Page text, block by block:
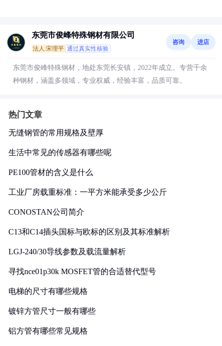
东莞市俊峰特殊钢材有限公司
法人:宋理平 通过真实性核验
咨询 进店
东莞市俊峰特殊钢材，地处东莞长安镇，2022年成立。专营千余
种钢材，涵盖多领域，专业权威，经验丰富，品质可靠。
热门文章
无缝钢管的常用规格及壁厚
生活中常见的传感器有哪些呢
PE100管材的含义是什么
工业厂房载重标准：一平方米能承受多少公斤
CONOSTAN公司简介
C13和C14插头国标与欧标的区别及其标准解析
LGJ-240/30导线参数及载流量解析
寻找nce01p30k MOSFET管的合适替代型号
电梯的尺寸有哪些规格
镀锌方管尺寸一般有哪些
铝方管有哪些常见规格